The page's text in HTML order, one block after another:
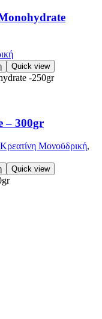
Quick view
– 300gr
Κρεατίνη Μονοϋδρική,
Quick view